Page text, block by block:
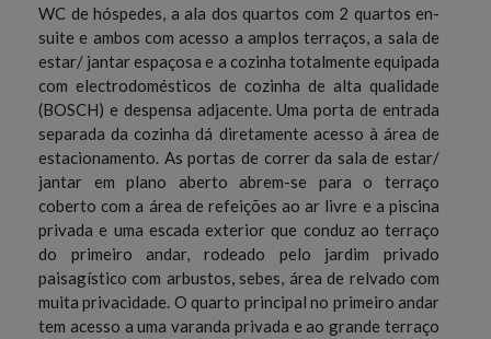
WC de hóspedes, a ala dos quartos com 2 quartos en-
suite e ambos com acesso a amplos terraços, a sala de
estar/ jantar espaçosa e a cozinha totalmente equipada
com electrodomésticos de cozinha de alta qualidade
(BOSCH) e despensa adjacente. Uma porta de entrada
separada da cozinha dá diretamente acesso à área de
estacionamento. As portas de correr da sala de estar/
jantar em plano aberto abrem-se para o terraço
coberto com a área de refeições ao ar livre e a piscina
privada e uma escada exterior que conduz ao terraço
do primeiro andar, rodeado pelo jardim privado
paisagístico com arbustos, sebes, área de relvado com
muita privacidade. O quarto principal no primeiro andar
tem acesso a uma varanda privada e ao grande terraço